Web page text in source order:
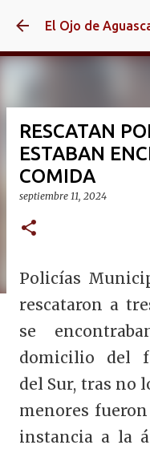
Ir al
El Ojo de
RESCATAN
ESTABAN
COMIDA
septiembre 11, 2024
Policías
rescataron a
se
domicilio del
del Sur, tras no
menores
instancia a la